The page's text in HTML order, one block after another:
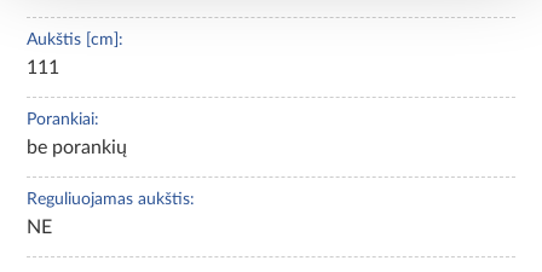
Aukštis [cm]:
111
Porankiai:
be porankių
Reguliuojamas aukštis:
NE